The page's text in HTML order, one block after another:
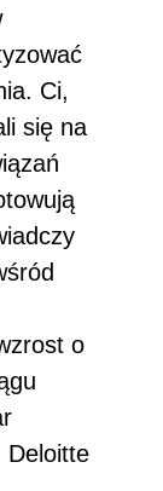
Ci,
się na
o
Deloitte